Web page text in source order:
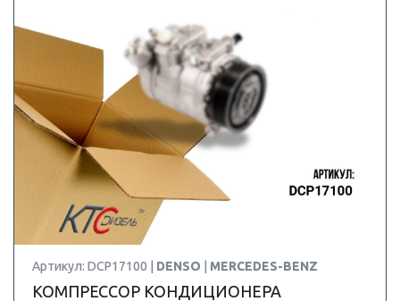
Артикул: DCP17100 | DENSO MERCEDES-BENZ
КОМПРЕССОР КОНДИЦИОНЕРА